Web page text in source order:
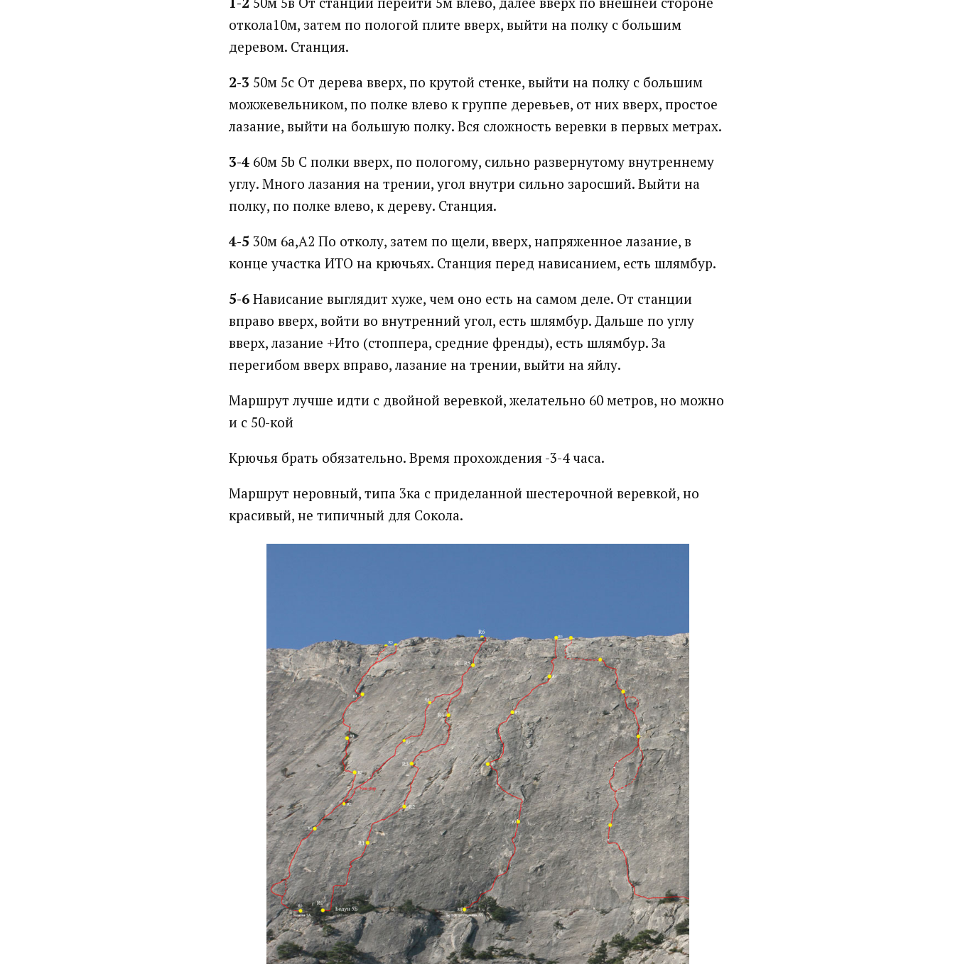
откола10м, затем по пологой плите вверх, выйти на полку с большим
деревом. Станция.
2-3 50м 5с От дерева вверх, по крутой стенке, выйти на полку с большим
можжевельником, по полке влево к группе деревьев, от них вверх, простое
лазание, выйти на большую полку. Вся сложность веревки в первых метрах.
3-4 60м 5b С полки вверх, по пологому, сильно развернутому внутреннему
углу. Много лазания на трении, угол внутри сильно заросший. Выйти на
полку, по полке влево, к дереву. Станция.
4-5 30м 6а,А2 По отколу, затем по щели, вверх, напряженное лазание, в
конце участка ИТО на крючьях. Станция перед нависанием, есть шлямбур.
5-6 Нависание выглядит хуже, чем оно есть на самом деле. От станции
вправо вверх, войти во внутренний угол, есть шлямбур. Дальше по углу
вверх, лазание +Ито (стоппера, средние френды), есть шлямбур. За
перегибом вверх вправо, лазание на трении, выйти на яйлу.
Маршрут лучше идти с двойной веревкой, желательно 60 метров, но можно
и с 50-кой
Крючья брать обязательно. Время прохождения -3-4 часа.
Маршрут неровный, типа 3ка с приделанной шестерочной веревкой, но
красивый, не типичный для Сокола.